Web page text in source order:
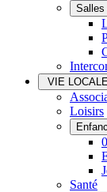
Salles
VIE
Loisirs
Santé